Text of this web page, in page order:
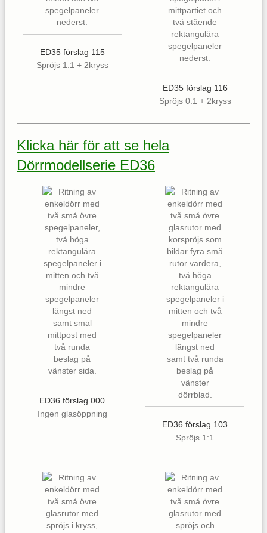
ED35 förslag 115
Spröjs 1:1 + 2kryss
ED35 förslag 116
Spröjs 0:1 + 2kryss
Klicka här för att se hela
Dörrmodellserie ED36
ED36 förslag 000
Ingen glasöppning
ED36 förslag 103
Spröjs 1:1